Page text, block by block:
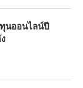
นออนไลน์ปี